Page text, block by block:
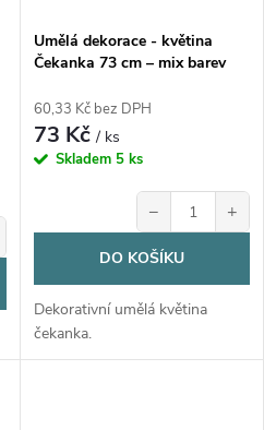
Umělá dekorace - květina
Čekanka 73 cm – mix barev
60,33 Kč bez DPH
73 Kč/ ks
Skladem 5 ks
− +
DO KOŠÍKU
Dekorativní umělá květina
čekanka.